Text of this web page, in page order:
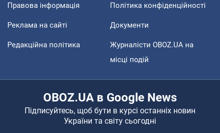
Правова інформація Політика конфіденційності
Реклама на сайті Документи
Редакційна політика
Журналісти OBOZ.UA на
місці подій
OBOZ.UA в Google News
Підписуйтесь, щоб бути в курсі останніх новин
України та світу сьогодні